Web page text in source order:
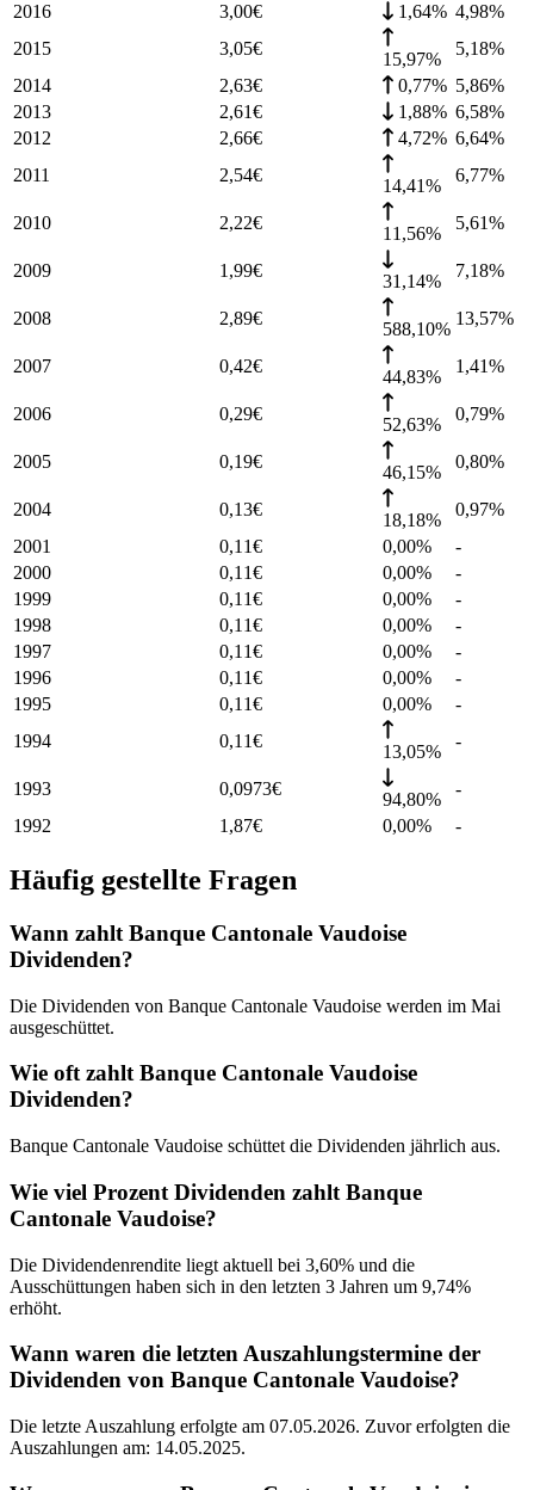
2016
3,00€ 1,64% 4,98%
2015
3,05€
15,97%
5,18%
2014
2,63€ 0,77% 5,86%
2013
2,61€ 1,88% 6,58%
2012
2,66€ 4,72% 6,64%
2011
2,54€
14,41%
6,77%
2010 2,22€
11,56%
5,61%
2009 1,99€
31,14%
7,18%
2008 2,89€
588,10%
13,57%
2007 0,42€
44,83%
1,41%
2006 0,29€
52,63%
0,79%
2005 0,19€
46,15%
0,80%
2004 0,13€
18,18%
0,97%
2001
0,11€ 0,00%
-
2000
0,11€ 0,00%
-
1999
0,11€ 0,00%
-
1998
0,11€ 0,00%
-
1997
0,11€ 0,00%
-
1996
0,11€ 0,00%
-
1995
0,11€ 0,00%
-
1994
0,11€
13,05%
-
1993 0,0973€
94,80%
-
1992
1,87€ 0,00% -
Häufig gestellte Fragen
Wann zahlt Banque Cantonale Vaudoise
Dividenden?
Die Dividenden von Banque Cantonale Vaudoise werden im Mai
ausgeschüttet.
Wie oft zahlt Banque Cantonale Vaudoise
Dividenden?
Banque Cantonale Vaudoise schüttet die Dividenden jährlich aus.
Wie viel Prozent Dividenden zahlt Banque
Cantonale Vaudoise?
Die Dividendenrendite liegt aktuell bei 3,60% und die
Ausschüttungen haben sich in den letzten 3 Jahren um 9,74%
erhöht.
Wann waren die letzten Auszahlungstermine der
Dividenden von Banque Cantonale Vaudoise?
Die letzte Auszahlung erfolgte am 07.05.2026. Zuvor erfolgten die
Auszahlungen am: 14.05.2025.